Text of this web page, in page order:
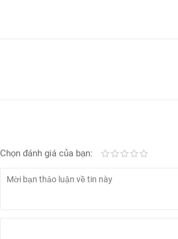
Chọn đánh giá của bạn: Rất tốt
Trung bình
Fair
Kém